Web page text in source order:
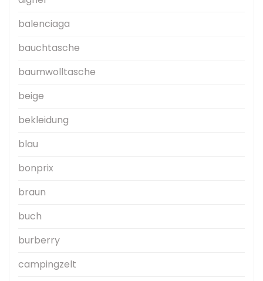
balenciaga
bauchtasche
baumwolltasche
beige
bekleidung
blau
bonprix
braun
buch
burberry
campingzelt